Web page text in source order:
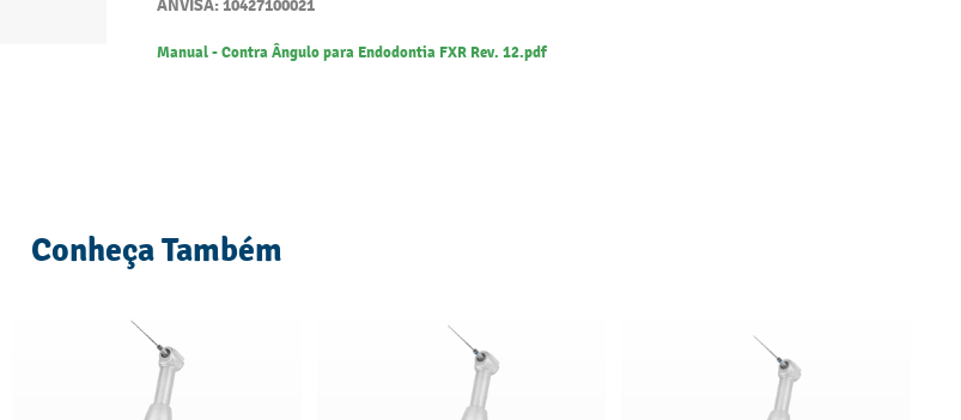
ANVISA: 10427100021
Manual - Contra Ângulo para Endodontia FXR Rev. 12.pdf
Conheça Também